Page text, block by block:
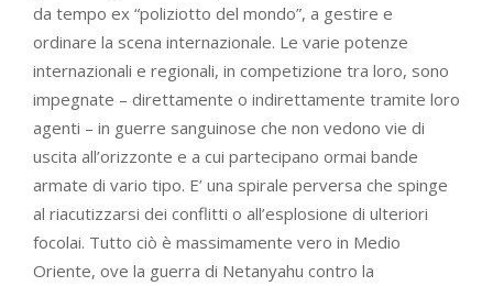
da tempo ex “poliziotto del mondo”, a gestire e
ordinare la scena internazionale. Le varie potenze
internazionali e regionali, in competizione tra loro, sono
impegnate – direttamente o indirettamente tramite loro
agenti – in guerre sanguinose che non vedono vie di
uscita all’orizzonte e a cui partecipano ormai bande
armate di vario tipo. E’ una spirale perversa che spinge
al riacutizzarsi dei conflitti o all’esplosione di ulteriori
focolai. Tutto ciò è massimamente vero in Medio
Oriente, ove la guerra di Netanyahu contro la